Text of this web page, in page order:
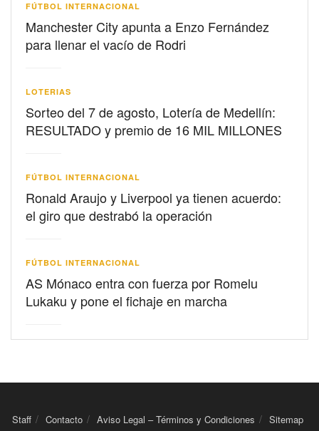
FÚTBOL INTERNACIONAL
Manchester City apunta a Enzo Fernández
para llenar el vacío de Rodri
LOTERIAS
Sorteo del 7 de agosto, Lotería de Medellín:
RESULTADO y premio de 16 MIL MILLONES
FÚTBOL INTERNACIONAL
Ronald Araujo y Liverpool ya tienen acuerdo:
el giro que destrabó la operación
FÚTBOL INTERNACIONAL
AS Mónaco entra con fuerza por Romelu
Lukaku y pone el fichaje en marcha
Staff Contacto Aviso Legal – Términos y Condiciones Sitemap